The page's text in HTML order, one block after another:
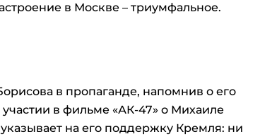
в Москве – триумфальное.
в пропаганде, напомнив о его
в фильме «АК-47» о Михаиле
на его поддержку Кремля: ни